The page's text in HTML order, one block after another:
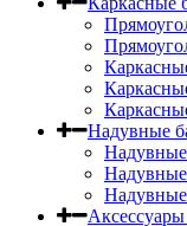
Надувные
Надувные
Надувные
Надувные